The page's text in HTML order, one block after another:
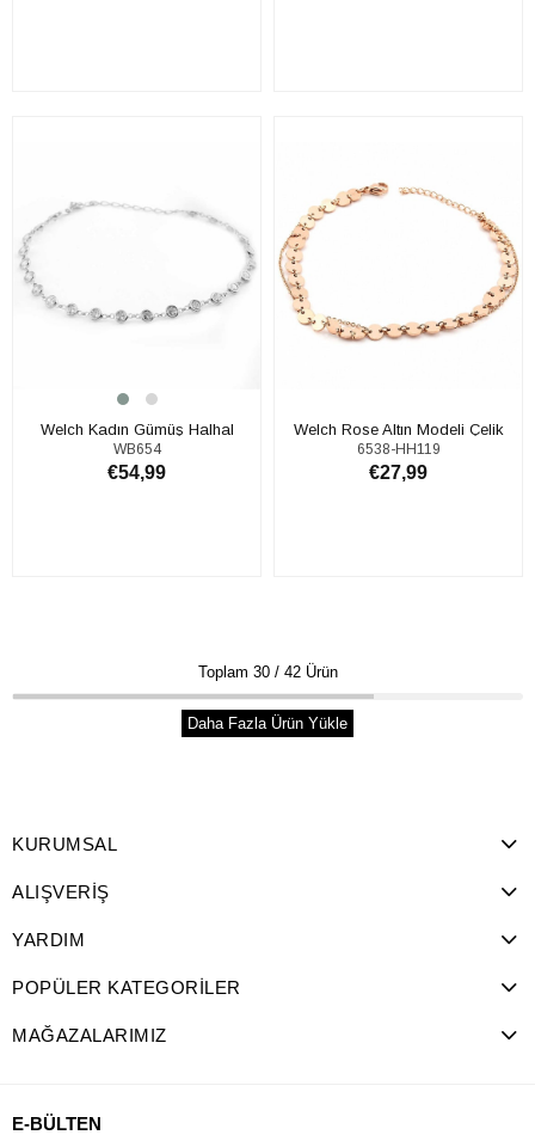
Welch Kadın Gümüş Halhal
Bileklik
WB654
€54,99
Welch Rose Altın Modeli Çelik
Halhal
6538-HH119
€27,99
Toplam 30/ 42Ürün
Daha Fazla Ürün Yükle
KURUMSAL
ALIŞVERİŞ
YARDIM
POPÜLER KATEGORİLER
MAĞAZALARIMIZ
E-BÜLTEN